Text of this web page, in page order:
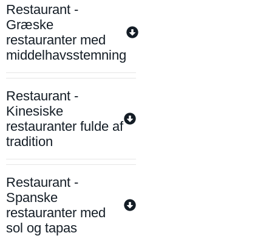
Restaurant -
Græske
restauranter med
middelhavsstemning
Restaurant -
Kinesiske
restauranter fulde af
tradition
Restaurant -
Spanske
restauranter med
sol og tapas